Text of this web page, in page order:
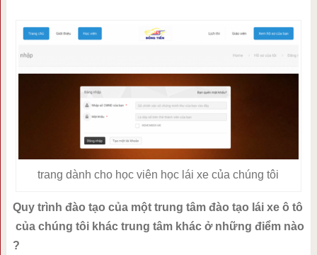
trang dành cho học viên học lái xe của chúng tôi
Quy trình đào tạo của một trung tâm đào tạo lái xe ô tô
của chúng tôi khác trung tâm khác ở những điểm nào
?